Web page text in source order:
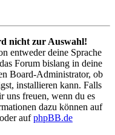
nicht zur Auswahl!
entweder deine Sprache
Forum bislang in deine
Board-Administrator, ob
installieren kann. Falls
uns freuen, wenn du es
dazu können auf
oder aufphpBB.de